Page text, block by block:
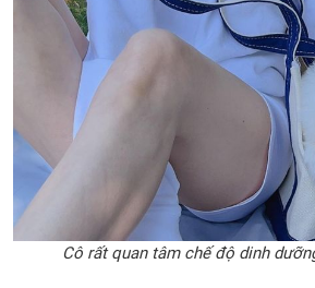
Cô rất quan tâm chế độ dinh